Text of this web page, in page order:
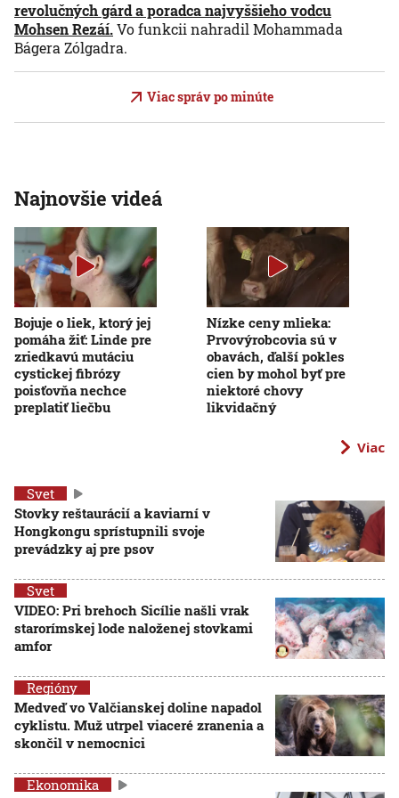
revolučných gárd a poradca najvyššieho vodcu
Mohsen Rezáí.Vo funkcii nahradil Mohammada
Bágera Zólgadra.
Viac správ po minúte
Najnovšie videá
Bojuje o liek, ktorý jej
pomáha žiť: Linde pre
zriedkavú mutáciu
cystickej fibrózy
poisťovňa nechce
preplatiť liečbu
Nízke ceny mlieka:
Prvovýrobcovia sú v
obavách, ďalší pokles
cien by mohol byť pre
niektoré chovy
likvidačný
Viac
Svet
Stovky reštaurácií a kaviarní v
Hongkongu sprístupnili svoje
prevádzky aj pre psov
Svet
VIDEO: Pri brehoch Sicílie našli vrak
starorímskej lode naloženej stovkami
amfor
Regióny
Medveď vo Valčianskej doline napadol
cyklistu. Muž utrpel viaceré zranenia a
skončil v nemocnici
Ekonomika